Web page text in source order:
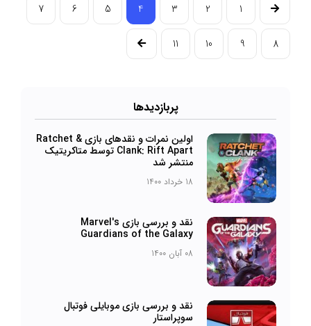
1
2
3
4
5
6
7
8
9
10
11
پرباز‌دیدها
اولین نمرات و نقدهای بازی Ratchet &
Clank: Rift Apart توسط متاکریتیک
منتشر شد
18 خرداد 1400
نقد و بررسی بازی Marvel's
Guardians of the Galaxy
08 آبان 1400
نقد و بررسی بازی موبایلی فوتبال
سوپراستار